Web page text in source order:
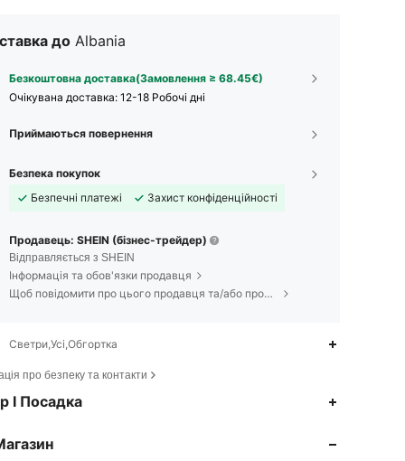
до Albania
Безкоштовна доставка(Замовлення ≥ 68.45€)
Очікувана доставка: 12-18 Робочі дні
Приймаються повернення
Безпека покупок
Безпечні платежі
Захист конфіденційності
Продавець: SHEIN (бізнес-трейдер)
Відправляється з SHEIN
Інформація та обов'язки продавця
Щоб повідомити про цього продавця та/або продукт
Светри,Усі,Обгортка
про безпеку та контакти
І Посадка
4.89